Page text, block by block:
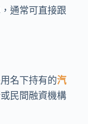
通常可直接跟
名下持有的汽
民間融資機構